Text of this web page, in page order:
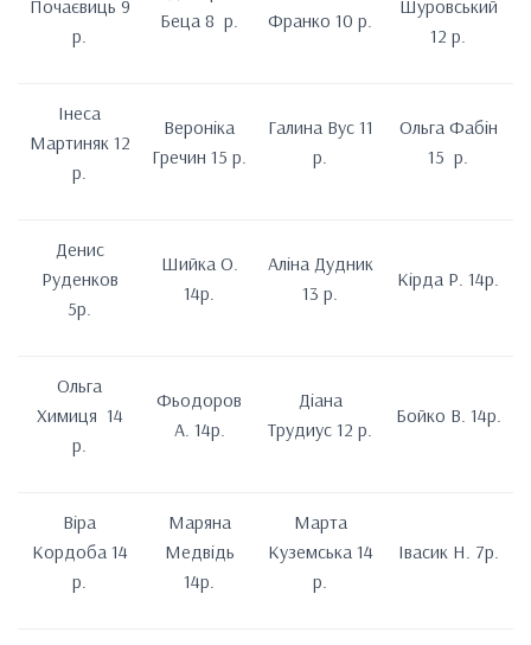
Почаєвиць 9
р.
Беца 8 р.
Франко 10 р.
Шуровський
12 р.
Інеса
Мартиняк 12
р.
Вероніка
Гречин 15 р.
Галина Вус 11
р.
Ольга Фабін
15 р.
Денис
Руденков
5р.
Шийка О.
14р.
Аліна Дудник
13 р.
Кірда Р. 14р.
Ольга
Химиця 14
р.
Фьодоров
А. 14р.
Діана
Трудиус 12 р.
Бойко В. 14р.
Віра
Кордоба 14
р.
Маряна
Медвідь
14р.
Марта
Куземська 14
р.
Івасик Н. 7р.